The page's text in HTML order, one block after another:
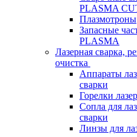
PLASMA
Плазмотроны
Запасные
PLASMA
Лазерная сварка,
очистка
Аппараты
сварки
Горелки
Сопла для
сварки
Линзы для